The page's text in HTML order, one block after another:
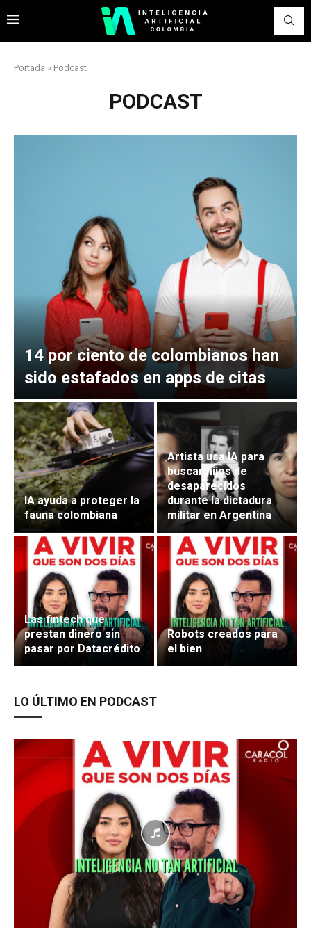
Portada » Podcast
PODCAST
14 por ciento de colombianos han
sido estafados en apps de citas
IA ayuda a proteger la
fauna colombiana
Artista usa IA para
buscar hijos de
desaparecidos
durante la dictadura
militar en Argentina
Las fintech que
prestan dinero sin
pasar por Datacrédito
Robots creados para
el bien
LO ÚLTIMO EN PODCAST